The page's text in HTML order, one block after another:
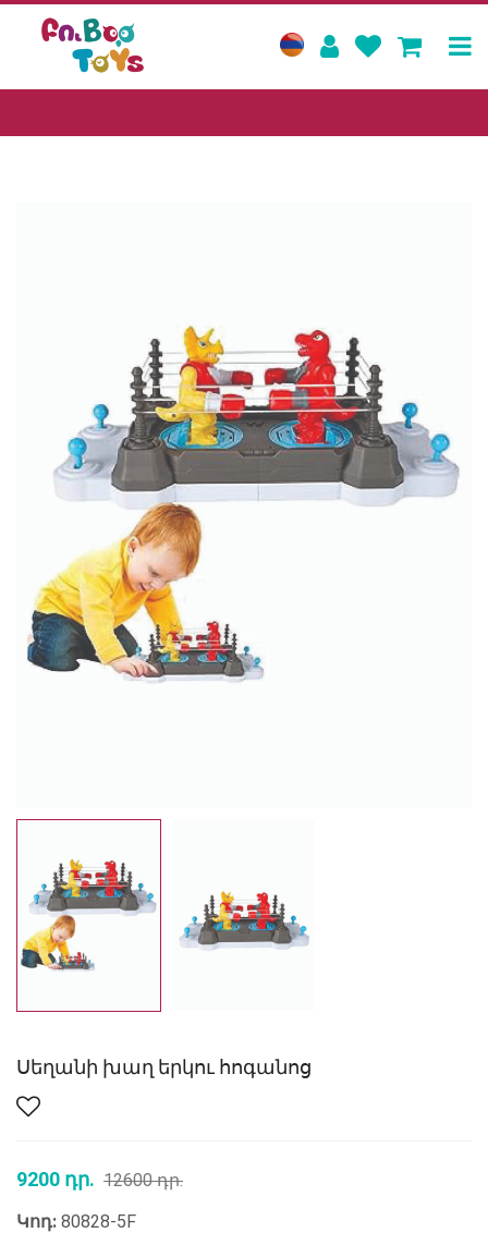
Սեղանի խաղ երկու հոգանոց
9200 դր. 12600 դր.
Կոդ: 80828-5F